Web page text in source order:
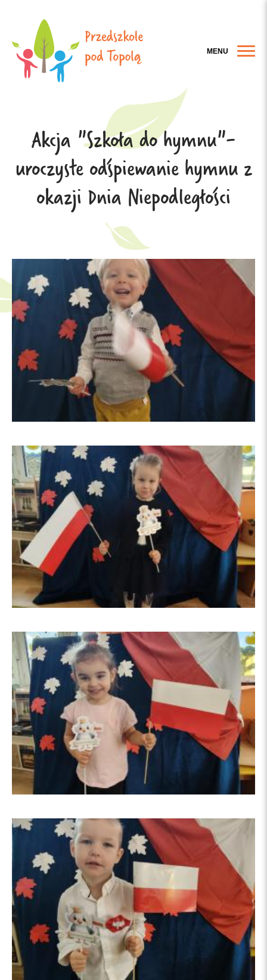
MENU
Akcja "Szkoła do hymnu"-
uroczyste odśpiewanie hymnu z
okazji Dnia Niepodległości